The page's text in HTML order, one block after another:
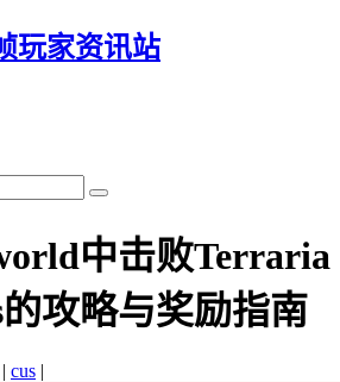
玩家资讯站
中击败Terraria
攻略与奖励指南
| cus |